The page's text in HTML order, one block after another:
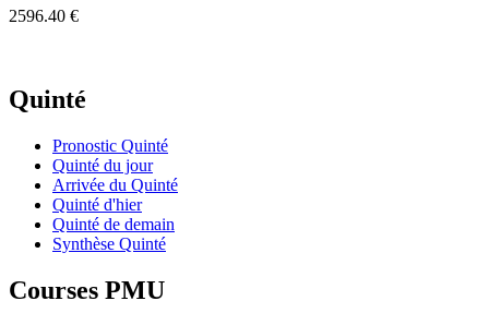
2596.40 €
Quinté
Pronostic Quinté
Quinté du jour
Arrivée du Quinté
Quinté d'hier
Quinté de demain
Synthèse Quinté
Courses PMU